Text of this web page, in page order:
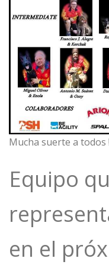
Mucha suerte a todos
Equipo
en el